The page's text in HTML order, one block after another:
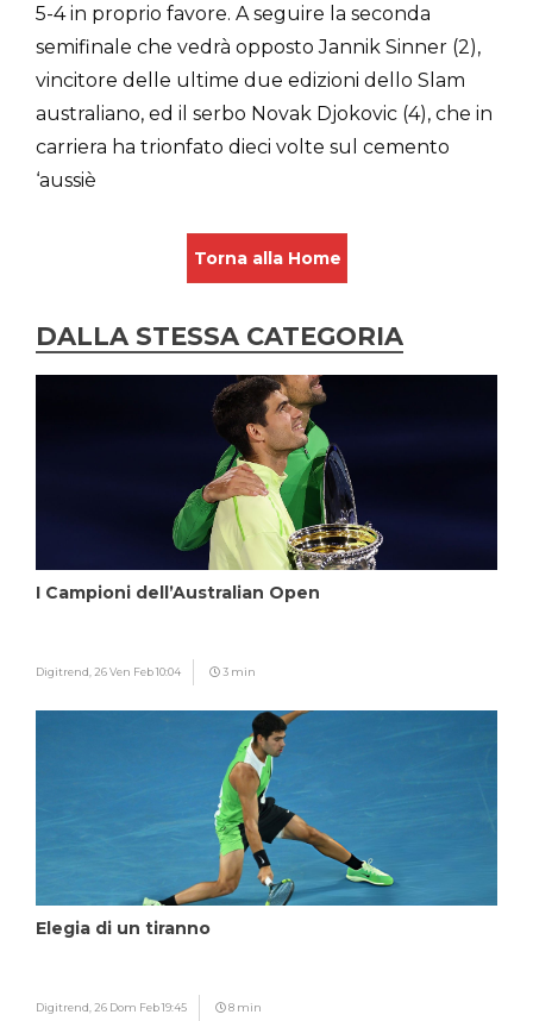
5-4 in proprio favore. A seguire la seconda
semifinale che vedrà opposto Jannik Sinner (2),
vincitore delle ultime due edizioni dello Slam
australiano, ed il serbo Novak Djokovic (4), che in
carriera ha trionfato dieci volte sul cemento
‘aussiè
Torna alla Home
DALLA STESSA CATEGORIA
I Campioni dell’Australian Open
Digitrend, 26 Ven Feb 10:04 3 min
Elegia di un tiranno
Digitrend, 26 Dom Feb 19:45 8 min